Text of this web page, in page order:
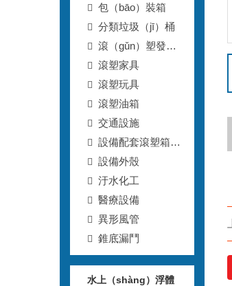
包（bāo）裝箱
分類垃圾（jī）桶
滾（gǔn）塑發光
體 滾塑家具
滾塑玩具
滾塑油箱
交通設施
設備配套滾塑箱
（xiāng）
設備外殼
汙水化工
醫療設備
異形風管
錐底漏鬥
水上（shàng）浮體